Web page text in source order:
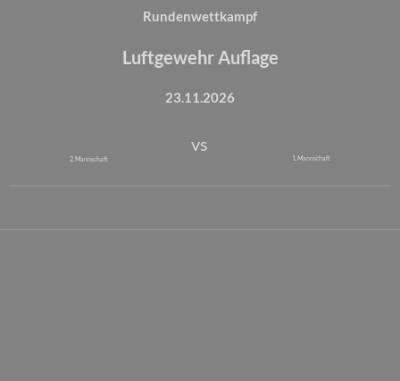
Rundenwettkampf
Luftgewehr Auflage
23.11.2026
2. Mannschaft
vs
1. Mannschaft